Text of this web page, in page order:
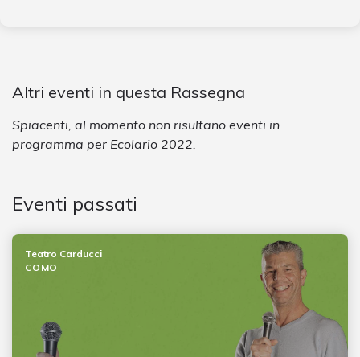
Altri eventi in questa Rassegna
Spiacenti, al momento non risultano eventi in
programma per Ecolario 2022.
Eventi passati
Teatro Carducci
COMO